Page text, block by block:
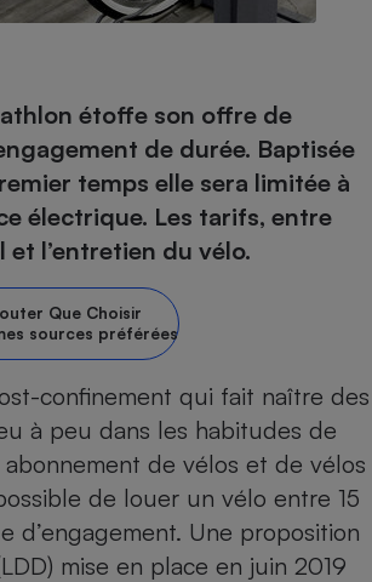
étoffe son offre de
de durée. Baptisée
temps elle sera limitée à
électrique. Les tarifs, entre
l’entretien du vélo.
Que Choisir
sources préférées
confinement qui fait naître des
à peu dans les habitudes de
de vélos et de vélos
de louer un vélo entre 15
Une proposition
mise en place en juin 2019
Foie gras
choisir une
vie
vaisselle
portable
à granulés
- Gaz
Aide auditive
Crème solaire